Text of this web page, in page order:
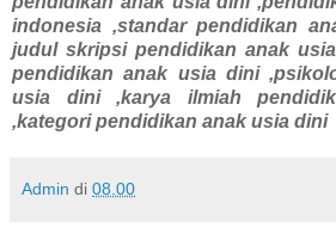
indonesia ,standar pendidikan
judul skripsi pendidikan anak
pendidikan anak usia dini
usia dini ,karya ilmiah
,kategori pendidikan anak usia dini
Admin di 08.00